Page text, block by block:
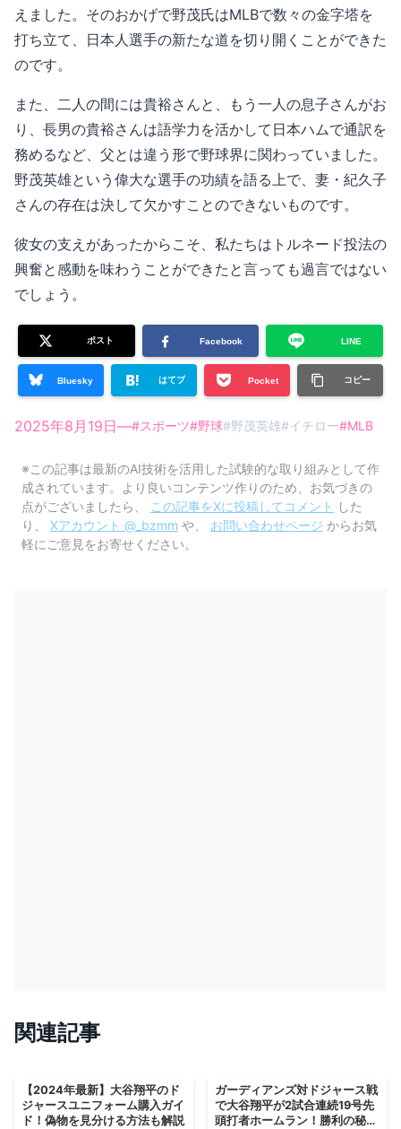
えました。そのおかげで野茂氏はMLBで数々の金字塔を
打ち立て、日本人選手の新たな道を切り開くことができた
のです。
また、二人の間には貴裕さんと、もう一人の息子さんがお
り、長男の貴裕さんは語学力を活かして日本ハムで通訳を
務めるなど、父とは違う形で野球界に関わっていました。
野茂英雄という偉大な選手の功績を語る上で、妻・紀久子
さんの存在は決して欠かすことのできないものです。
彼女の支えがあったからこそ、私たちはトルネード投法の
興奮と感動を味わうことができたと言っても過言ではない
でしょう。
ポスト Facebook LINE
Bluesky はてブ Pocket コピー
2025年8月19日—#スポーツ#野球#野茂英雄#イチロー#MLB
※この記事は最新のAI技術を活用した試験的な取り組みとして作
成されています。より良いコンテンツ作りのため、お気づきの
点がございましたら、
この記事をXに投稿してコメント した
り、
Xアカウント @_bzmm や、 お問い合わせページ からお気
軽にご意見をお寄せください。
関連記事
【2024年最新】大谷翔平のド
ジャースユニフォーム購入ガイ
ド！偽物を見分ける方法も解説
ガーディアンズ対ドジャース戦
で大谷翔平が2試合連続19号先
頭打者ホームラン！勝利の秘密